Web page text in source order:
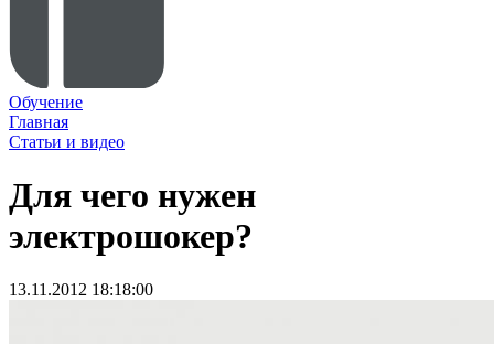
Обучение
Главная
Статьи и видео
Для чего нужен
электрошокер?
13.11.2012 18:18:00